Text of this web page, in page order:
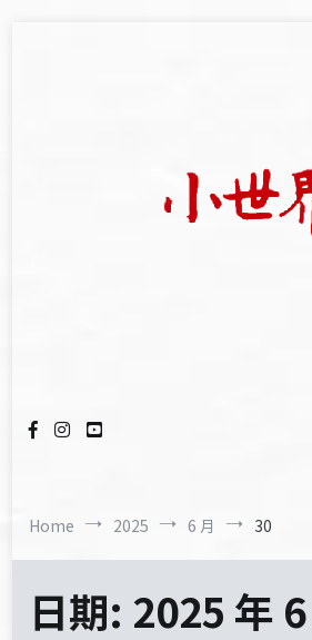
Home 2025 6 月 30
日期: 2025 年